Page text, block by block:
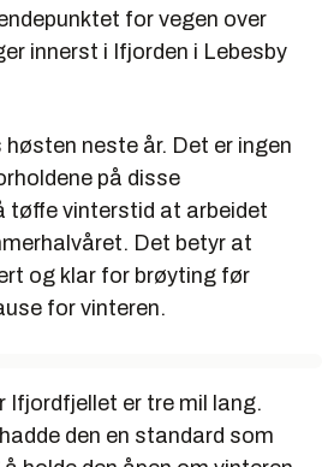
for vegen over
innerst i Ifjorden i Lebesby
neste år. Det er ingen
på disse
tøffe vinterstid at arbeidet
Det betyr at
og klar for brøyting før
for vinteren.
Ifjordfjellet er tre mil lang.
den en standard som